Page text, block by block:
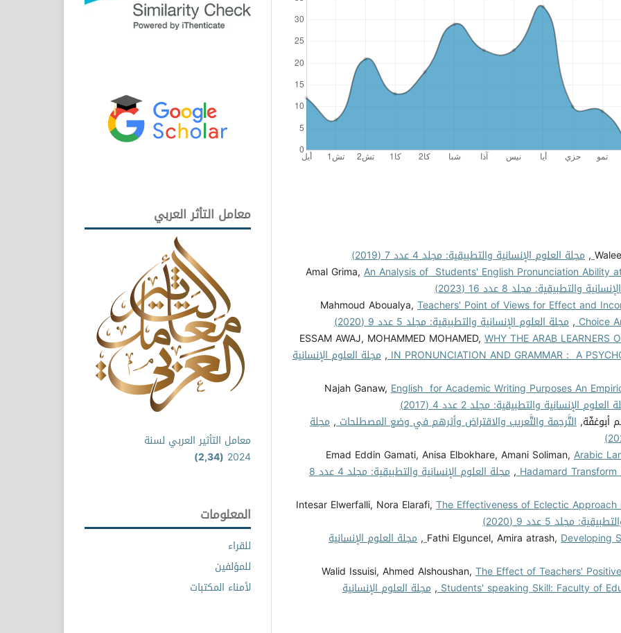
, مجلة العلوم الإنسانية والتطبيقية: مجلد 4 عدد 7 (2019)
Amal Grima, An Analysis of Students' English Pronunciation Ability
والتطبيقية: مجلد 8 عدد 16 (2023)
Mahmoud Aboualya, Teachers' Point of Views for Effect and
Choice
, مجلة العلوم الإنسانية والتطبيقية: مجلد 5 عدد 9 (2020)
ESSAM AWAJ, MOHAMMED MOHAMED, WHY THE ARAB LEARNERS
IN PRONUNCIATION AND GRAMMAR : A
, مجلة العلوم الإنسانية
Najah Ganaw, English for Academic Writing Purposes An
العلوم الإنسانية والتطبيقية: مجلد 2 عدد 4 (2017)
أبوغفّة, التَّرجمة والتَّعريب والاقتراض وأثرهم في وضع المصطلحات, مجلة
Emad Eddin Gamati, Anisa Elbokhare, Amani Soliman, Arabic
Hadamard
,
مجلة العلوم الإنسانية والتطبيقية: مجلد 4 عدد 8
Intesar Elwerfalli, Nora Elarafi, The Effectiveness of Eclectic
مجلد 5 عدد 9 (2020)
Fathi Elguncel, Amira atrash, Developing
, مجلة العلوم الإنسانية
Walid Issuisi, Ahmed Alshoushan, The Effect of Teachers'
Students' speaking Skill: Faculty of
, مجلة العلوم الإنسانية
معامل التأثر العربي
معامل التأثير العربي لسنة
2024
(2,34)
المعلومات
للقراء
للمؤلفين
لأمناء المكتبات